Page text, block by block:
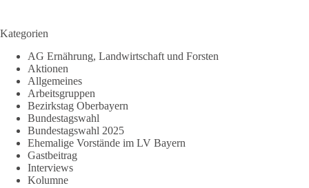
Kategorien
AG Ernährung, Landwirtschaft und Forsten
Aktionen
Allgemeines
Arbeitsgruppen
Bezirkstag Oberbayern
Bundestagswahl
Bundestagswahl 2025
Ehemalige Vorstände im LV Bayern
Gastbeitrag
Interviews
Kolumne